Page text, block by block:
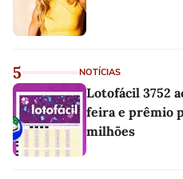
5 NOTÍCIAS
Lotofácil 3752
feira e prêmio
milhões